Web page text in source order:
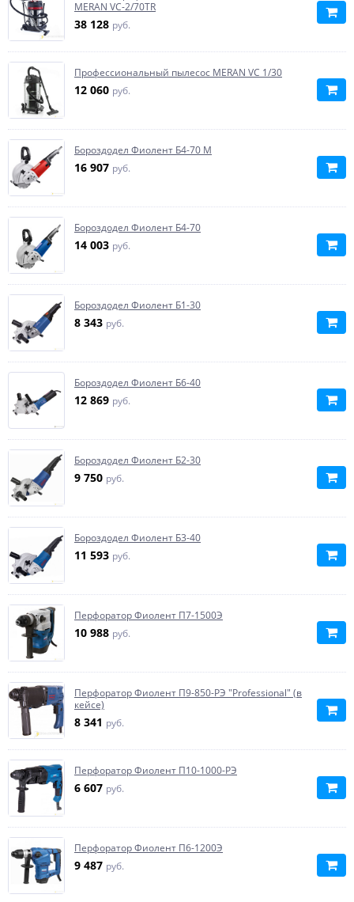
MERAN VC-2/70TR
38 128 руб.
Профессиональный пылесос MERAN VC 1/30
12 060 руб.
Бороздодел Фиолент Б4-70 М
16 907 руб.
Бороздодел Фиолент Б4-70
14 003 руб.
Бороздодел Фиолент Б1-30
8 343 руб.
Бороздодел Фиолент Б6-40
12 869 руб.
Бороздодел Фиолент Б2-30
9 750 руб.
Бороздодел Фиолент Б3-40
11 593 руб.
Перфоратор Фиолент П7-1500Э
10 988 руб.
Перфоратор Фиолент П9-850-РЭ "Professional" (в
кейсе)
8 341 руб.
Перфоратор Фиолент П10-1000-РЭ
6 607 руб.
Перфоратор Фиолент П6-1200Э
9 487 руб.